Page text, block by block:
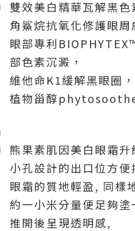
雙效美白精華瓦解黑色
角鯊烷抗氧化修護眼周
眼部專利
部色素沉澱，
維他命K1緩解黑眼圈，
植物甾醇
熊果素肌因美白眼霜
小孔設計的出口位方便
眼霜的質地輕盈, 同樣
約一小米分量便足夠塗
推開後呈現透明感,